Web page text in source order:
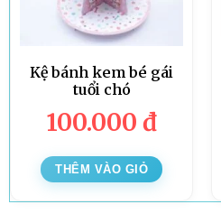
Kệ bánh kem bé gái
tuổi chó
100.000 đ
THÊM VÀO GIỎ